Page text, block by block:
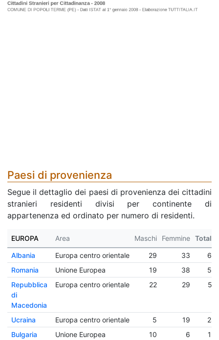
Paesi di provenienza
Segue il dettaglio dei paesi di provenienza dei cittadini
stranieri residenti divisi per continente di
appartenenza ed ordinato per numero di residenti.
EUROPA Area Maschi Femmine Totale
Albania Europa centro orientale 29 33
62
Romania
Unione Europea 19 38
57
Repubblica
di
Macedonia
Europa centro orientale 22 29 51
Ucraina Europa centro orientale 5 19
24
Bulgaria
Unione Europea 10 6
16